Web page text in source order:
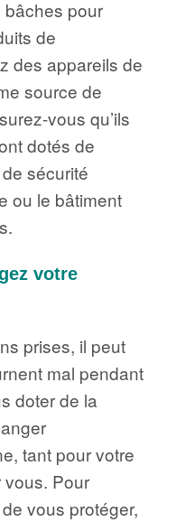
pour
de
des appareils de
source de
vous qu’ils
dotés de
sécurité
ou le bâtiment
votre
prises, il peut
mal pendant
doter de la
tant pour votre
Pour
vous protéger,